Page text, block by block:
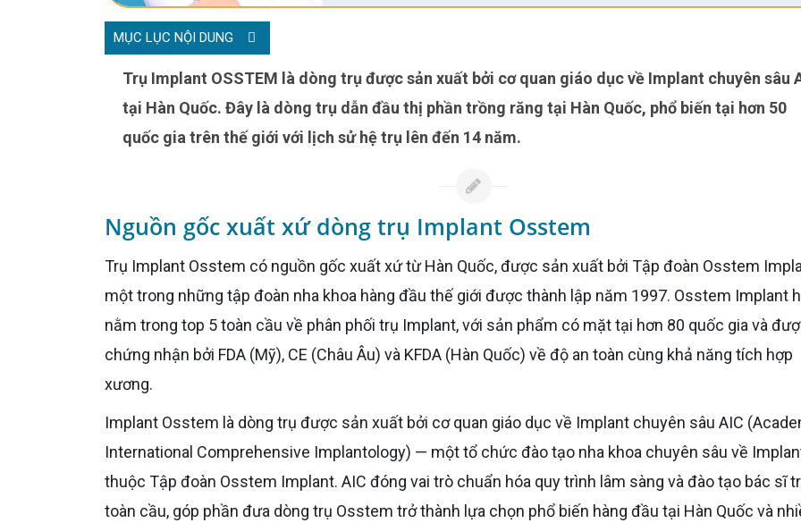
MỤC LỤC NỘI DUNG
Trụ Implant OSSTEM là dòng trụ được sản xuất bởi cơ quan giáo dục về Implant chuyên sâu AIC
tại Hàn Quốc. Đây là dòng trụ dẫn đầu thị phần trồng răng tại Hàn Quốc, phổ biến tại hơn 50
quốc gia trên thế giới với lịch sử hệ trụ lên đến 14 năm.
Nguồn gốc xuất xứ dòng trụ Implant Osstem
Trụ Implant Osstem có nguồn gốc xuất xứ từ Hàn Quốc, được sản xuất bởi Tập đoàn Osstem Implant,
một trong những tập đoàn nha khoa hàng đầu thế giới được thành lập năm 1997. Osstem Implant
nằm trong top 5 toàn cầu về phân phối trụ Implant, với sản phẩm có mặt tại hơn 80 quốc gia và
chứng nhận bởi FDA (Mỹ), CE (Châu Âu) và KFDA (Hàn Quốc) về độ an toàn cùng khả năng tích hợp
xương.
Implant Osstem là dòng trụ được sản xuất bởi cơ quan giáo dục về Implant chuyên sâu AIC (Academy of
International Comprehensive Implantology) — một tổ chức đào tạo nha khoa chuyên sâu về
thuộc Tập đoàn Osstem Implant. AIC đóng vai trò chuẩn hóa quy trình lâm sàng và đào tạo bác sĩ
toàn cầu, góp phần đưa dòng trụ Osstem trở thành lựa chọn phổ biến hàng đầu tại Hàn Quốc và